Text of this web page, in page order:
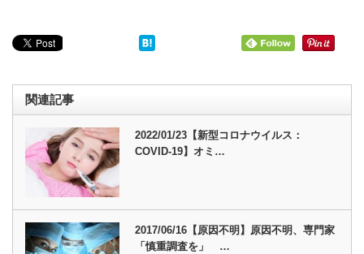
関連記事
2022/01/23【新型コロナウイルス：
COVID-19】オミ…
2017/06/16【原因不明】原因不明、専門家
「慎重調査を」 …